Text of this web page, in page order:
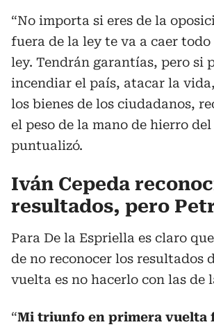
“No importa si eres de la
fuera de la ley te va a caer todo
ley. Tendrán garantías, pero si
incendiar el país, atacar la
los bienes de los ciudadanos,
el peso de la mano de hierro del
puntualizó.
Iván Cepeda
resultados, pero
Para De la Espriella es claro
de no reconocer los resultados
vuelta es no hacerlo con las de
“Mi triunfo en primera vuelta